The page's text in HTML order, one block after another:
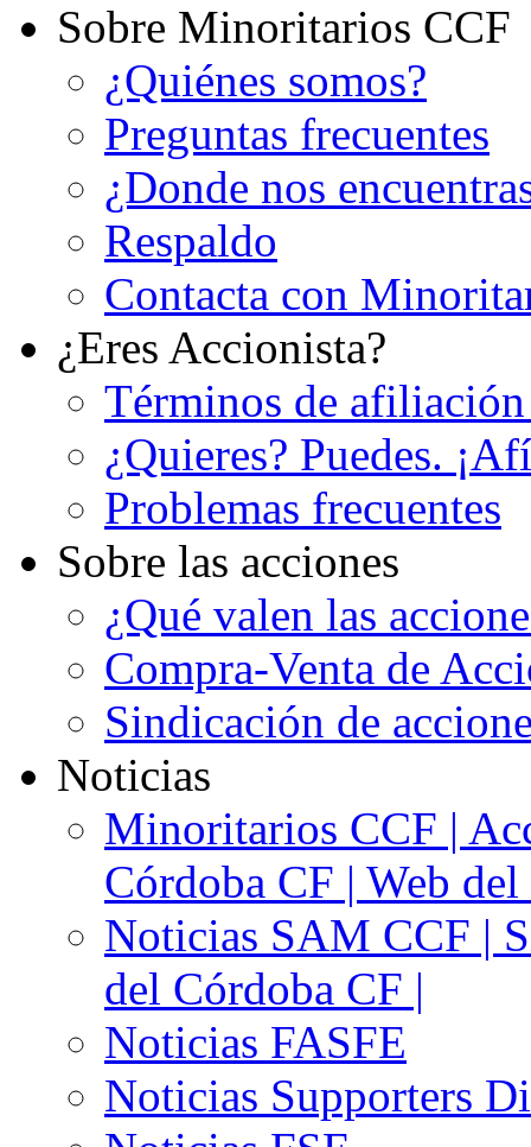
Sobre Minoritarios CCF
¿Quiénes somos?
Preguntas frecuentes
¿Donde nos
Respaldo
Contacta con
¿Eres Accionista?
Términos de
¿Quieres? Puedes.
Problemas frecuentes
Sobre las acciones
¿Qué valen las
Compra-Venta de
Sindicación de
Noticias
Minoritarios CCF |
Córdoba CF | Web
Noticias SAM CCF |
del Córdoba CF |
Noticias FASFE
Noticias Supporters